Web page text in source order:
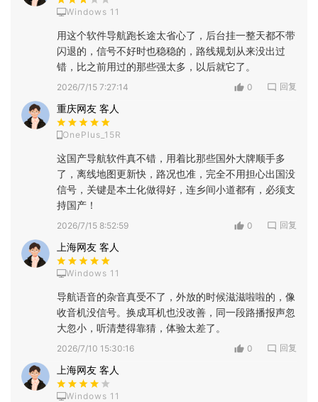
Windows 11
用这个软件导航跑长途太省心了，后台挂一整天都不带
闪退的，信号不好时也稳稳的，路线规划从来没出过
错，比之前用过的那些强太多，以后就它了。
2026/7/15 7:27:14 0 回复
重庆网友 客人
OnePlus_15R
这国产导航软件真不错，用着比那些国外大牌顺手多
了，离线地图更新快，路况也准，完全不用担心出国没
信号，关键是本土化做得好，连乡间小道都有，必须支
持国产！
2026/7/15 8:52:59 0 回复
上海网友 客人
Windows 11
导航语音的杂音真受不了，外放的时候滋滋啦啦的，像
收音机没信号。换成耳机也没改善，同一段路播报声忽
大忽小，听清楚得靠猜，体验太差了。
2026/7/10 15:30:16 0 回复
上海网友 客人
Windows 11